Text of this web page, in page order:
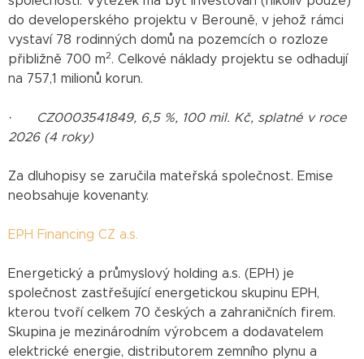
do developerského projektu v Berouně, v jehož rámci
vystaví 78 rodinných domů na pozemcích o rozloze
přibližně 700 m2. Celkové náklady projektu se odhadují
na 757,1 milionů korun.
·
CZ0003541849, 6,5 %, 100 mil. Kč, splatné v roce
2026 (4 roky)
Za dluhopisy se zaručila mateřská společnost. Emise
neobsahuje kovenanty.
EPH Financing CZ a.s.
Energetický a průmyslový holding a.s. (EPH) je
společnost zastřešující energetickou skupinu EPH,
kterou tvoří celkem 70 českých a zahraničních firem.
Skupina je mezinárodním výrobcem a dodavatelem
elektrické energie, distributorem zemního plynu a